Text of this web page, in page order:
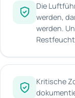
Die
werden,
werden.
Kritische